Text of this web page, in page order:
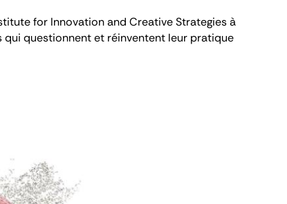
for Innovation and Creative Strategiesà
qui questionnent et réinventent leur pratique